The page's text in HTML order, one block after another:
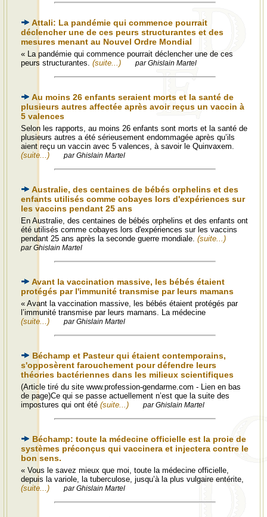
Attali: La pandémie qui commence pourrait
déclencher une de ces peurs structurantes et des
mesures menant au Nouvel Ordre Mondial
« La pandémie qui commence pourrait déclencher une de ces
peurs structurantes. (suite...) par Ghislain Martel
Au moins 26 enfants seraient morts et la santé de
plusieurs autres affectée après avoir reçus un vaccin à
5 valences
Selon les rapports, au moins 26 enfants sont morts et la santé de
plusieurs autres a été sérieusement endommagée après qu’ils
aient reçu un vaccin avec 5 valences, à savoir le Quinvaxem.
(suite...)
par Ghislain Martel
Australie, des centaines de bébés orphelins et des
enfants utilisés comme cobayes lors d'expériences sur
les vaccins pendant 25 ans
En Australie, des centaines de bébés orphelins et des enfants ont
été utilisés comme cobayes lors d'expériences sur les vaccins
pendant 25 ans après la seconde guerre mondiale. (suite...)
par Ghislain Martel
Avant la vaccination massive, les bébés étaient
protégés par l'immunité transmise par leurs mamans
« Avant la vaccination massive, les bébés étaient protégés par
l’immunité transmise par leurs mamans. La médecine
(suite...)
par Ghislain Martel
Béchamp et Pasteur qui étaient contemporains,
s'opposèrent farouchement pour défendre leurs
théories bactériennes dans les milieux scientifiques
(Article tiré du site www.profession-gendarme.com - Lien en bas
de page)Ce qui se passe actuellement n’est que la suite des
impostures qui ont été (suite...) par Ghislain Martel
Béchamp: toute la médecine officielle est la proie de
systèmes préconçus qui vaccinera et injectera contre le
bon sens.
« Vous le savez mieux que moi, toute la médecine officielle,
depuis la variole, la tuberculose, jusqu’à la plus vulgaire entérite,
(suite...)
par Ghislain Martel